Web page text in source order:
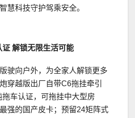
慧科技守护驾乘安全。
证 解锁无限生活可能
驶向户外，为全家人解锁更多
穿越版出厂自带C6拖挂牵引
拖车认证，可拖挂中大型房
强的国产皮卡；预留24矩阵式